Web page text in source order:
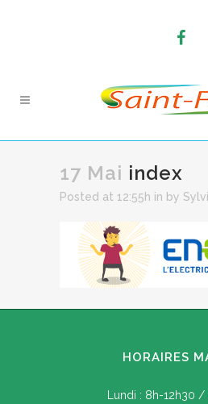
17 Mai index
Posted at 12:55h in by
HORAIRES
Lundi : 8h-12h30 /